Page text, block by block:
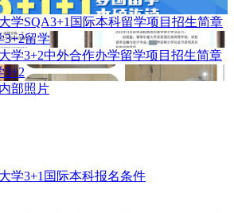
学SQA3+1国际本科留学项目招生简章
学3+2中外合作办学留学项目招生简章
部照片
学3+1国际本科报名条件